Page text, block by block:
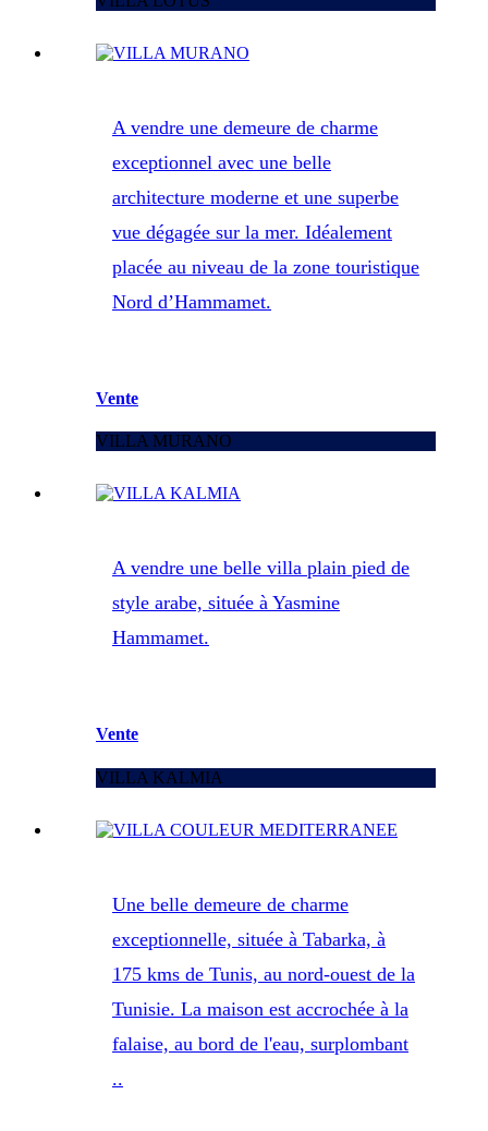
A vendre une demeure de charme
exceptionnel avec une belle
architecture moderne et une superbe
vue dégagée sur la mer. Idéalement
placée au niveau de la zone touristique
Nord d’Hammamet.
Vente
VILLA MURANO
A vendre une belle villa plain pied de
style arabe, située à Yasmine
Hammamet.
Vente
VILLA KALMIA
Une belle demeure de charme
exceptionnelle, située à Tabarka, à
175 kms de Tunis, au nord-ouest de la
Tunisie. La maison est accrochée à la
falaise, au bord de l'eau, surplombant
..